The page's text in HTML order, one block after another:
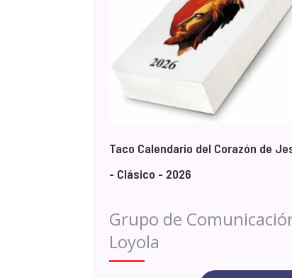
Taco Calendario del Corazón de
- Clásico - 2026
Grupo de
Loyola